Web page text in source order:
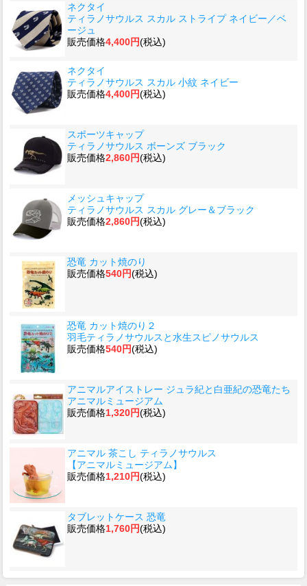
ネクタイ
ティラノサウルス スカル ストライプ ネイビー／ベ
ージュ
販売価格4,400円(税込)
ネクタイ
ティラノサウルス スカル 小紋 ネイビー
販売価格4,400円(税込)
スポーツキャップ
ティラノサウルス ボーンズ ブラック
販売価格2,860円(税込)
メッシュキャップ
ティラノサウルス スカル グレー＆ブラック
販売価格2,860円(税込)
恐竜 カット焼のり
販売価格540円(税込)
恐竜 カット焼のり２
羽毛ティラノサウルスと水生スピノサウルス
販売価格540円(税込)
アニマルアイストレー ジュラ紀と白亜紀の恐竜たち
アニマルミュージアム
販売価格1,320円(税込)
アニマル 茶こし ティラノサウルス
【アニマルミュージアム】
販売価格1,210円(税込)
タブレットケース 恐竜
販売価格1,760円(税込)